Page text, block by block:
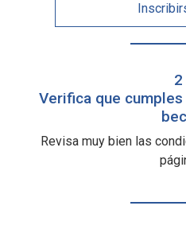
2
Verifica que
Revisa muy bien las